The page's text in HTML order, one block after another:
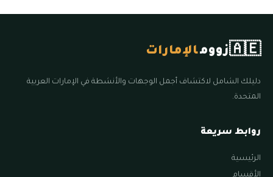
🇦🇪زوومالإمارات
دليلك الشامل لاكتشاف أجمل الوجهات والأنشطة في الإمارات العربية
المتحدة.
روابط سريعة
الرئيسية
الأقسام